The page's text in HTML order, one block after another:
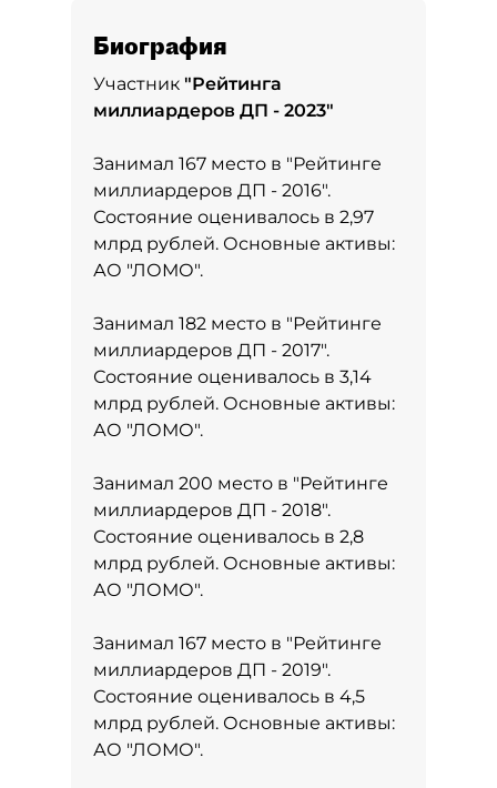
Биография
Участник "Рейтинга
миллиардеров ДП - 2023"
Занимал 167 место в "Рейтинге
миллиардеров ДП - 2016".
Состояние оценивалось в 2,97
млрд рублей. Основные активы:
АО "ЛОМО".
Занимал 182 место в "Рейтинге
миллиардеров ДП - 2017".
Состояние оценивалось в 3,14
млрд рублей. Основные активы:
АО "ЛОМО".
Занимал 200 место в "Рейтинге
миллиардеров ДП - 2018".
Состояние оценивалось в 2,8
млрд рублей. Основные активы:
АО "ЛОМО".
Занимал 167 место в "Рейтинге
миллиардеров ДП - 2019".
Состояние оценивалось в 4,5
млрд рублей. Основные активы:
АО "ЛОМО".